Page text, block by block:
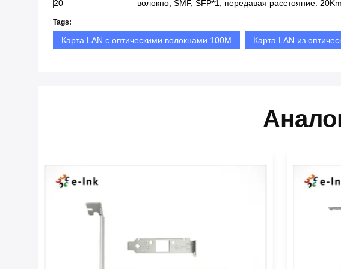
20 волокно, SMF, SFP*1, передавая расстояние: 20Km
Tags:
Карта LAN с оптическими волокнами 100M Карта LAN из